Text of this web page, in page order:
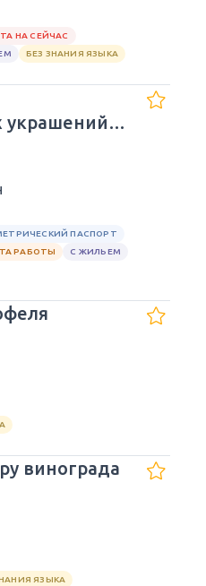
НА СЕЙЧАС
БЕЗ ЗНАНИЯ ЯЗЫКА
украшений и
ПАСПОРТ
РАБОТЫ
С ЖИЛЬЕМ
винограда
ЯЗЫКА